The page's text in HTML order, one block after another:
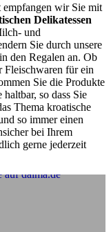
empfangen wir Sie mit
Delikatessen
und
Sie durch unsere
den Regalen an. Ob
Fleischwaren für ein
Sie die Produkte
so dass Sie
Thema kroatische
so immer einen
bei Ihrem
gerne jederzeit